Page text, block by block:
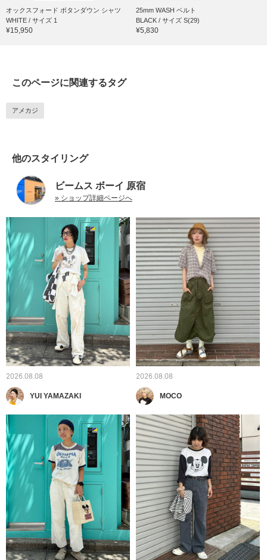
オックスフォード ボタンダウン シャツ
WHITE / サイズ 1
¥15,950
25mm WASH ベルト
BLACK / サイズ S(29)
¥5,830
このページに関連するタグ
アメカジ
他のスタイリング
ビームス ボーイ 原宿
» ショップ詳細ページへ
2026.08.08
YUI YAMAZAKI
2026.08.08
MOCO